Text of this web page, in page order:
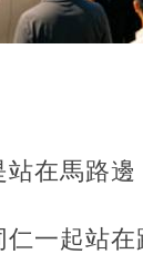
在馬路邊
一起站